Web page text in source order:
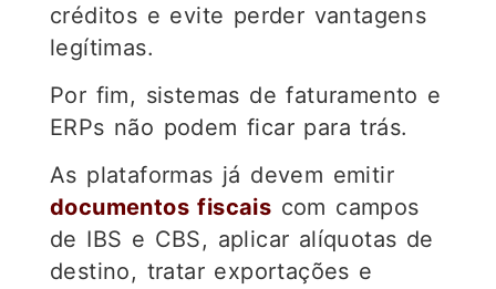
créditos e evite perder vantagens
legítimas.
Por fim, sistemas de faturamento e
ERPs não podem ficar para trás.
As plataformas já devem emitir
documentos fiscais com campos
de IBS e CBS, aplicar alíquotas de
destino, tratar exportações e